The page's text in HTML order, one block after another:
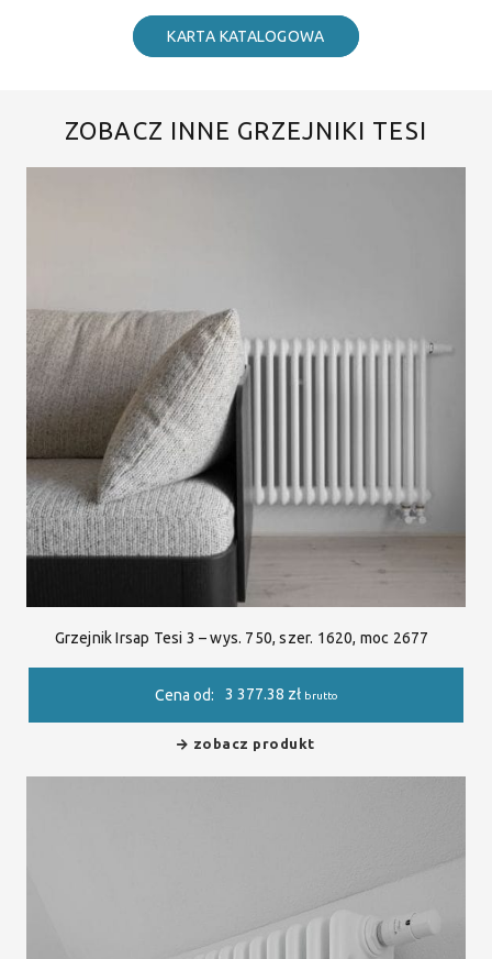
KARTA KATALOGOWA
ZOBACZ INNE GRZEJNIKI TESI
Grzejnik Irsap Tesi 3 – wys. 750, szer. 1620, moc 2677
Cena od: 3 377.38 zł brutto
zobacz produkt